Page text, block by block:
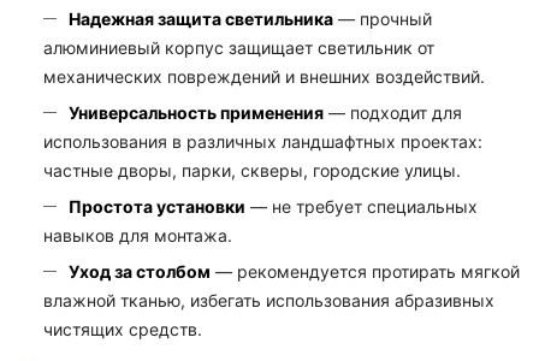
Надежная защита светильника — прочный
алюминиевый корпус защищает светильник от
механических повреждений и внешних воздействий.
Универсальность применения — подходит для
использования в различных ландшафтных проектах:
частные дворы, парки, скверы, городские улицы.
Простота установки — не требует специальных
навыков для монтажа.
Уход за столбом — рекомендуется протирать мягкой
влажной тканью, избегать использования абразивных
чистящих средств.